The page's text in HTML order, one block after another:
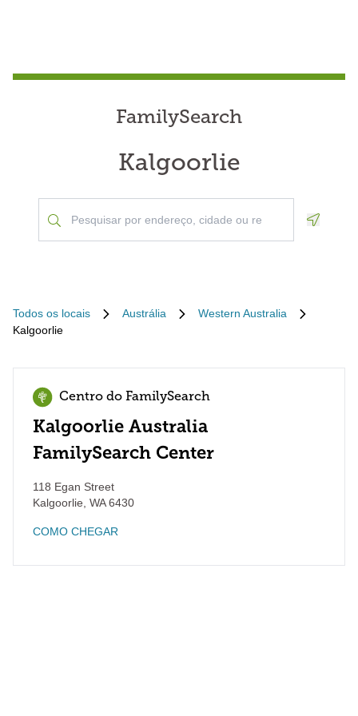
FamilySearch
Kalgoorlie
Todos os locais Austrália
Western Australia
Kalgoorlie
Centro do FamilySearch
Kalgoorlie Australia
FamilySearch Center
118 Egan Street
Kalgoorlie WA6430
COMO CHEGAR